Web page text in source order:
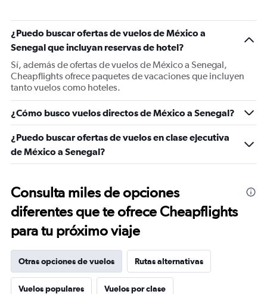
¿Puedo buscar ofertas de vuelos de México a
Senegal que incluyan reservas de hotel?
Sí, además de ofertas de vuelos de México a Senegal,
Cheapflights ofrece paquetes de vacaciones que incluyen
tanto vuelos como hoteles.
¿Cómo busco vuelos directos de México a Senegal?
¿Puedo buscar ofertas de vuelos en clase ejecutiva
de México a Senegal?
Consulta miles de opciones
diferentes que te ofrece Cheapflights
para tu próximo viaje
Otras opciones de vuelos Rutas alternativas
Vuelos populares Vuelos por clase